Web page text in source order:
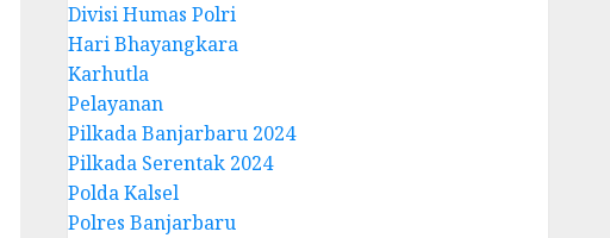
Divisi Humas Polri
Hari Bhayangkara
Karhutla
Pelayanan
Pilkada Banjarbaru 2024
Pilkada Serentak 2024
Polda Kalsel
Polres Banjarbaru